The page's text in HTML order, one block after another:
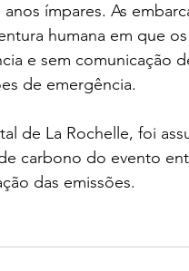
ímpares. As
humana em que
e sem comunicação
de emergência.
de La Rochelle, foi
carbono do evento
das emissões.